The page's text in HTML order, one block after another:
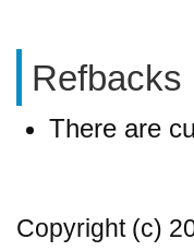
Refbacks
There are
Copyright (c)